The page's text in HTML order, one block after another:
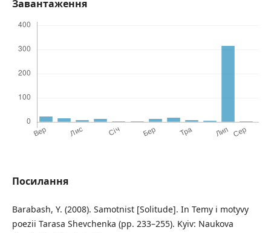
Завантаження
Посилання
Barabash, Y. (2008). Samotnist [Solitude]. In Temy i motyvy
poezii Tarasa Shevchenka (pp. 233–255). Kyiv: Naukova